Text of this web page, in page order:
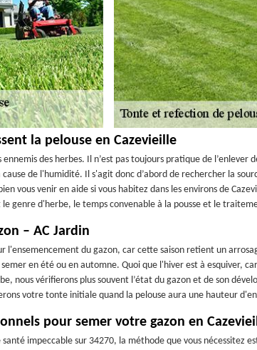
la pelouse en Cazevieille
des herbes. Il n’est pas toujours pratique de l’enlever
cause de l'humidité. Il s'agit donc d’abord de rechercher la
vous venir en aide si vous habitez dans les environs de
genre d'herbe, le temps convenable à la pousse et le
– AC Jardin
l'ensemencement du gazon, car cette saison retient un
en été ou en automne. Quoi que l'hiver est à esquiver,
nous vérifierons plus souvent l’état du gazon et de son
votre tonte initiale quand la pelouse aura une hauteur
pour semer votre gazon en
impeccable sur 34270, la méthode que vous nécessitez